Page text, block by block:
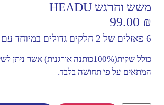
משש והרגש HEADU
99.00 ₪
6 פאזלים של 2 חלקים גדולים במיוחד עם תוספת תחושות
כולל שקית(100%כותנה
המתאים על פי תחושה בלבד.